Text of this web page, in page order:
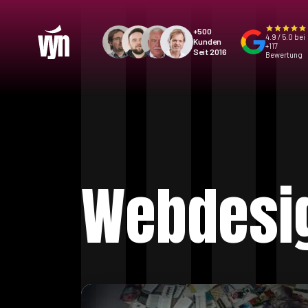
+500
Kunden
Seit 2016
4.9 / 5.0 bei
+117
Bewertung